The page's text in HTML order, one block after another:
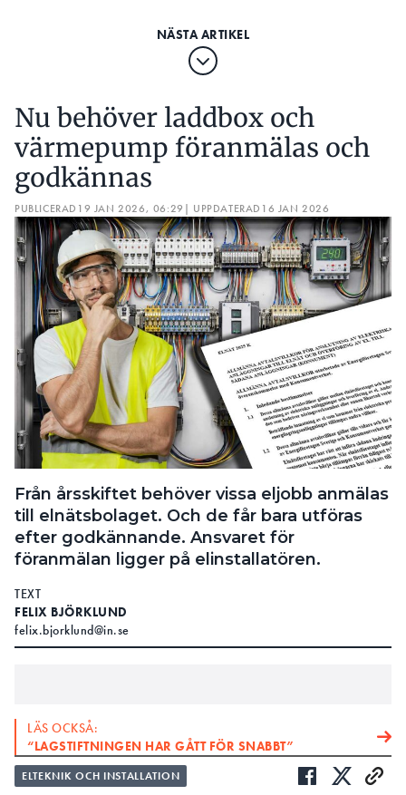
Nu behöver laddbox och
värmepump föranmälas och
godkännas
PUBLICERAD 19 JAN 2026, 06:29 | UPPDATERAD 16 JAN 2026
Från årsskiftet behöver vissa eljobb anmälas
till elnätsbolaget. Och de får bara utföras
efter godkännande. Ansvaret för
föranmälan ligger på elinstallatören.
TEXT
FELIX BJÖRKLUND
felix.bjorklund@in.se
LÄS OCKSÅ:
“LAGSTIFTNINGEN HAR GÅTT FÖR SNABBT”
LÄS OCKSÅ:
ELTEKNIK OCH INSTALLATION